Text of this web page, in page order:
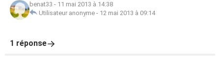
benat33 - 11 mai 2013 à 14:38
Utilisateur anonyme - 12 mai 2013 à 09:14
1 réponse